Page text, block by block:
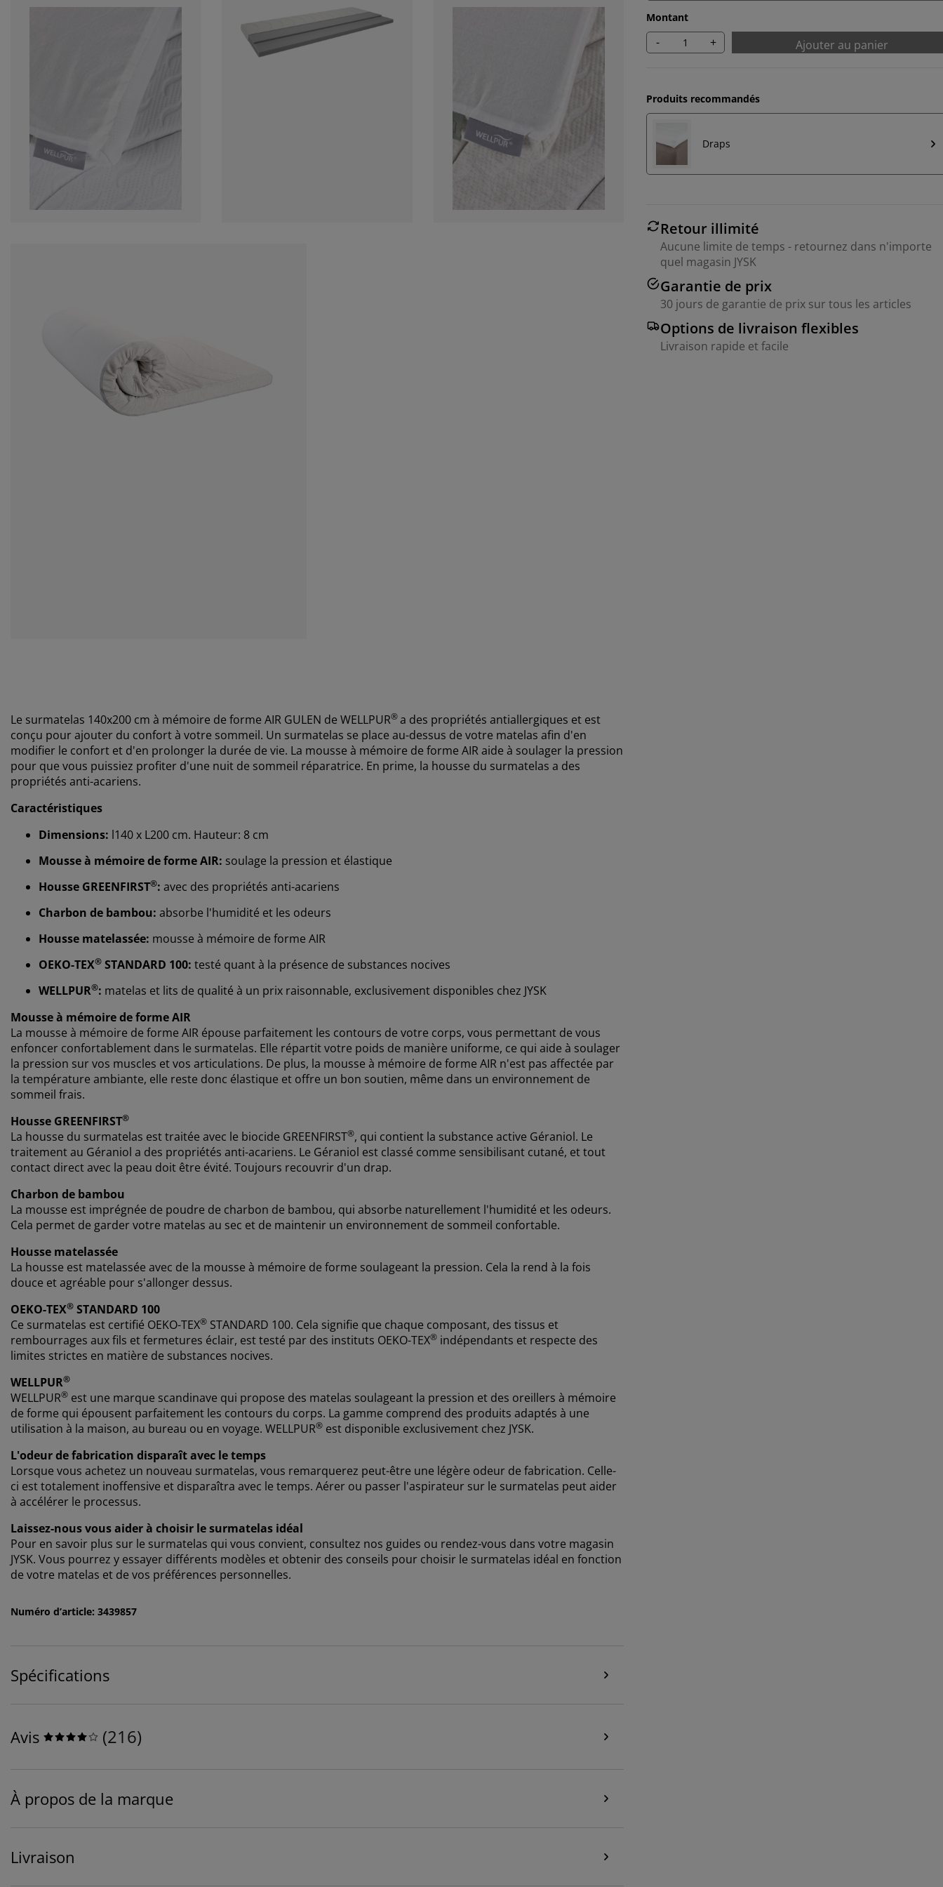
Montant
- + Ajouter au panier
Produits recommandés
Draps
Retour illimité
Aucune limite de temps - retournez dans n'importe
quel magasin JYSK
Garantie de prix
30 jours de garantie de prix sur tous les articles
Options de livraison flexibles
Livraison rapide et facile
Le surmatelas 140x200 cm à mémoire de forme AIR GULEN de WELLPUR®a des propriétés antiallergiques et est
conçu pour ajouter du confort à votre sommeil. Un surmatelas se place au-dessus de votre matelas afin d'en
modifier le confort et d'en prolonger la durée de vie. La mousse à mémoire de forme AIR aide à soulager la pression
pour que vous puissiez profiter d'une nuit de sommeil réparatrice. En prime, la housse du surmatelas a des
propriétés anti-acariens.
Caractéristiques
Dimensions: l140 x L200 cm. Hauteur: 8 cm
Mousse à mémoire de forme AIR: soulage la pression et élastique
Housse GREENFIRST®: avec des propriétés anti-acariens
Charbon de bambou: absorbe l'humidité et les odeurs
Housse matelassée: mousse à mémoire de forme AIR
OEKO-TEX® STANDARD 100: testé quant à la présence de substances nocives
WELLPUR®: matelas et lits de qualité à un prix raisonnable, exclusivement disponibles chez JYSK
Mousse à mémoire de forme AIR
La mousse à mémoire de forme AIR épouse parfaitement les contours de votre corps, vous permettant de vous
enfoncer confortablement dans le surmatelas. Elle répartit votre poids de manière uniforme, ce qui aide à soulager
la pression sur vos muscles et vos articulations. De plus, la mousse à mémoire de forme AIR n'est pas affectée par
la température ambiante, elle reste donc élastique et offre un bon soutien, même dans un environnement de
sommeil frais.
Housse GREENFIRST®
La housse du surmatelas est traitée avec le biocide GREENFIRST®, qui contient la substance active Géraniol. Le
traitement au Géraniol a des propriétés anti-acariens. Le Géraniol est classé comme sensibilisant cutané, et tout
contact direct avec la peau doit être évité. Toujours recouvrir d'un drap.
Charbon de bambou
La mousse est imprégnée de poudre de charbon de bambou, qui absorbe naturellement l'humidité et les odeurs.
Cela permet de garder votre matelas au sec et de maintenir un environnement de sommeil confortable.
Housse matelassée
La housse est matelassée avec de la mousse à mémoire de forme soulageant la pression. Cela la rend à la fois
douce et agréable pour s'allonger dessus.
OEKO-TEX® STANDARD 100
Ce surmatelas est certifié OEKO-TEX® STANDARD 100. Cela signifie que chaque composant, des tissus et
rembourrages aux fils et fermetures éclair, est testé par des instituts OEKO-TEX® indépendants et respecte des
limites strictes en matière de substances nocives.
WELLPUR®
WELLPUR® est une marque scandinave qui propose des matelas soulageant la pression et des oreillers à mémoire
de forme qui épousent parfaitement les contours du corps. La gamme comprend des produits adaptés à une
utilisation à la maison, au bureau ou en voyage. WELLPUR® est disponible exclusivement chez JYSK.
L'odeur de fabrication disparaît avec le temps
Lorsque vous achetez un nouveau surmatelas, vous remarquerez peut-être une légère odeur de fabrication. Celle-
ci est totalement inoffensive et disparaîtra avec le temps. Aérer ou passer l'aspirateur sur le surmatelas peut aider
à accélérer le processus.
Laissez-nous vous aider à choisir le surmatelas idéal
Pour en savoir plus sur le surmatelas qui vous convient, consultez nos guides ou rendez-vous dans votre magasin
JYSK. Vous pourrez y essayer différents modèles et obtenir des conseils pour choisir le surmatelas idéal en fonction
de votre matelas et de vos préférences personnelles.
Numéro d’article: 3439857
Spécifications
Avis (216)
À propos de la marque
Livraison